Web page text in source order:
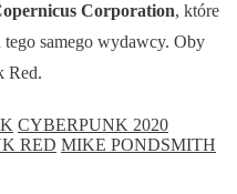
Corporation, które
tego samego wydawcy. Oby
Red.
CYBERPUNK 2020
RED MIKE PONDSMITH